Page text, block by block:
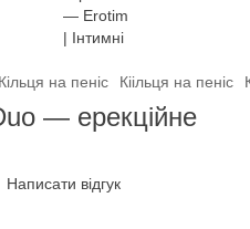
на пеніс Кіільця на пеніс
— ерекційне
Написати відгук